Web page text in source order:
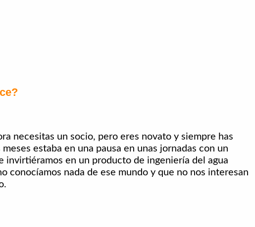
necesitas un socio, pero eres novato y siempre has
estaba en una pausa en unas jornadas con un
en un producto de ingeniería del agua
conocíamos nada de ese mundo y que no nos interesan